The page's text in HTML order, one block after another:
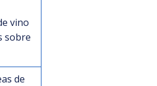
vino
sobre
de